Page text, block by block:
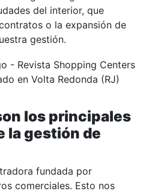
del interior, que
o la expansión de
gestión.
en Volta Redonda (RJ)
los principales
la gestión de
fundada por
comerciales. Esto nos